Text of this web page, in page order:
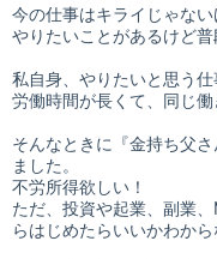
今の仕事はキライじゃな
やりたいことがあるけど
私自身、やりたいと思う
労働時間が長くて、同じ
そんなときに『金持ち父
ました。
不労所得欲しい！
ただ、投資や起業、副業
らはじめたらいいかわか